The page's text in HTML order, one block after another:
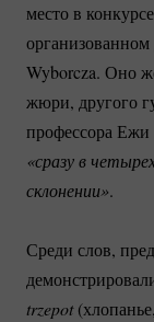
место в
организованном
Wyborcza. Оно
жюри, другого
профессора Ежи
«сразу в
склонении».
Среди слов,
trzepot